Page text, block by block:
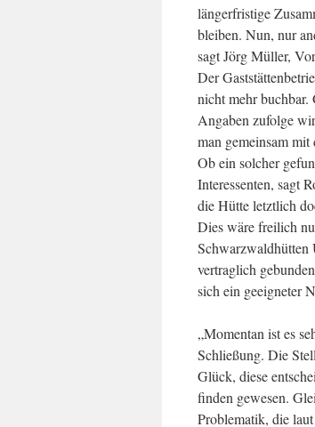
längerfristige
bleiben. Nun, nur
sagt Jörg Müller,
Der
nicht mehr buchbar.
Angaben zufolge
man gemeinsam
Ob ein solcher
Interessenten, sagt
die Hütte letztlich
Dies wäre freilich
Schwarzwaldhütten
vertraglich
sich ein geeigneter
„Momentan ist es
Schließung. Die
Glück, diese
finden gewesen.
Problematik, die